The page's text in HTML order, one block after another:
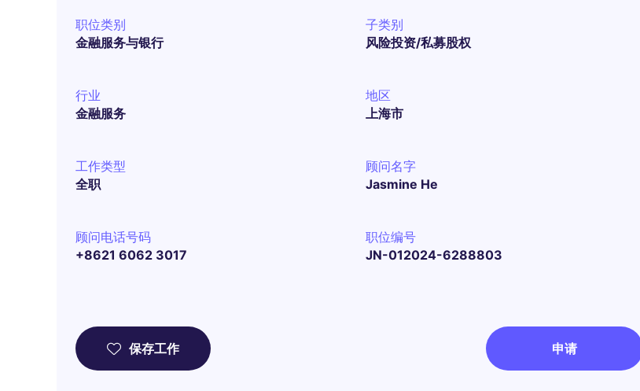
职位类别
金融服务与银行
子类别
风险投资/私募股权
行业
金融服务
地区
上海市
工作类型
全职
顾问名字
Jasmine He
顾问电话号码
+8621 6062 3017
职位编号
JN-012024-6288803
保存工作 申请